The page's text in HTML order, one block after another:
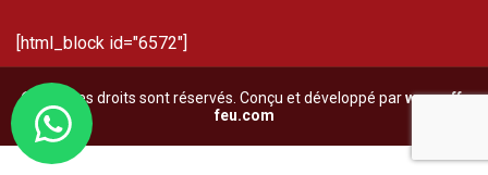
[html_block id="6572"]
© Tous les droits sont réservés. Conçu et développé parwww.off-
feu.com